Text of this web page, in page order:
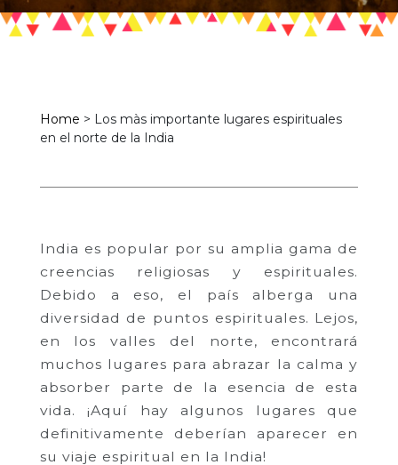
Home > Los màs importante lugares espirituales
en el norte de la India
India es popular por su amplia gama de
creencias religiosas y espirituales.
Debido a eso, el país alberga una
diversidad de puntos espirituales. Lejos,
en los valles del norte, encontrará
muchos lugares para abrazar la calma y
absorber parte de la esencia de esta
vida. ¡Aquí hay algunos lugares que
definitivamente deberían aparecer en
su viaje espiritual en la India!